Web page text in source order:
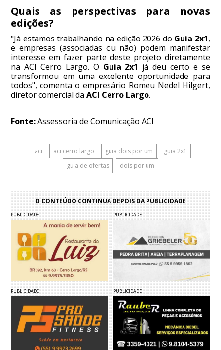
Quais as perspectivas para novas
edições?
"Já estamos trabalhando na edição 2026 do Guia 2x1,
e empresas (associadas ou não) podem manifestar
interesse em fazer parte deste projeto diretamente
na ACI Cerro Largo. O Guia 2x1 já deu certo e se
transformou em uma excelente oportunidade para
todos", comenta o empresário Romeu Nedel Hilgert,
diretor comercial daACI Cerro Largo.
Fonte:Assessoria de Comunicação ACI
aci aci cerro largo guia dois por um
guia 2x1
guia de ofertas
dois por um
O CONTEÚDO CONTINUA DEPOIS DA PUBLICIDADE
PUBLICIDADE PUBLICIDADE
PUBLICIDADE PUBLICIDADE